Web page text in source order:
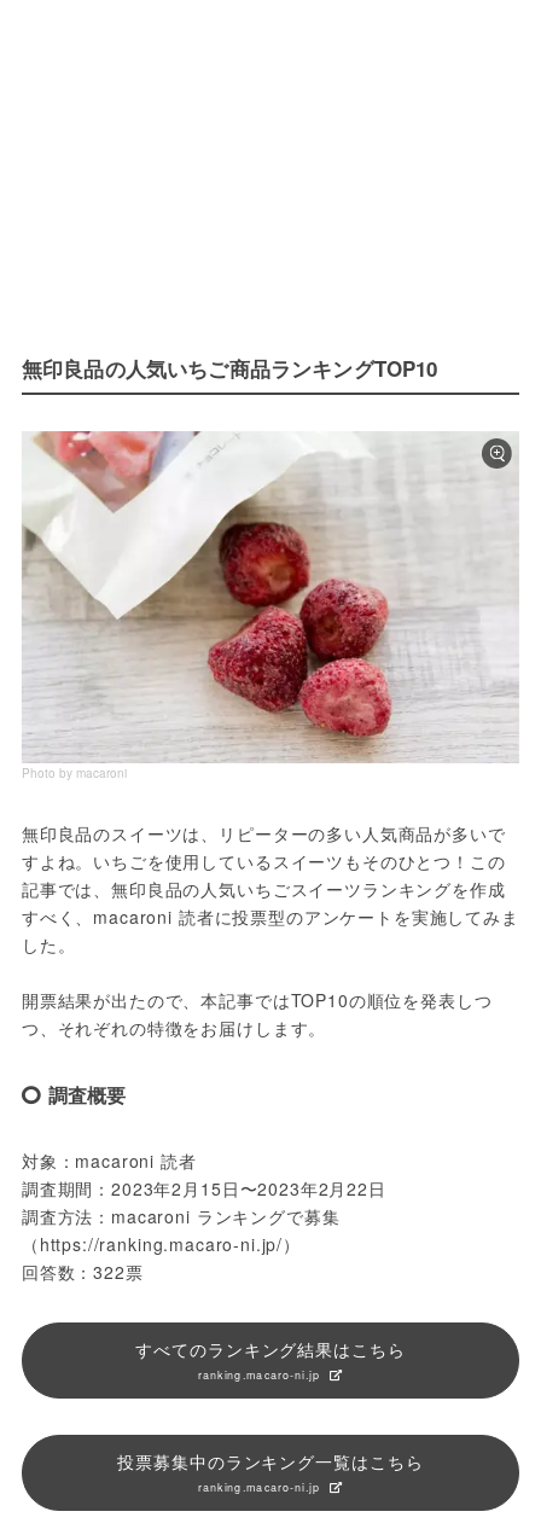
無印良品の人気いちご商品ランキングTOP10
Photo by macaroni
無印良品のスイーツは、リピーターの多い人気商品が多いで
すよね。いちごを使用しているスイーツもそのひとつ！この
記事では、無印良品の人気いちごスイーツランキングを作成
すべく、macaroni 読者に投票型のアンケートを実施してみま
した。
開票結果が出たので、本記事ではTOP10の順位を発表しつ
つ、それぞれの特徴をお届けします。
調査概要
対象：macaroni 読者
調査期間：2023年2月15日〜2023年2月22日
調査方法：macaroni ランキングで募集
（https://ranking.macaro-ni.jp/）
回答数：322票
すべてのランキング結果はこちら
ranking.macaro-ni.jp
投票募集中のランキング一覧はこちら
ranking.macaro-ni.jp